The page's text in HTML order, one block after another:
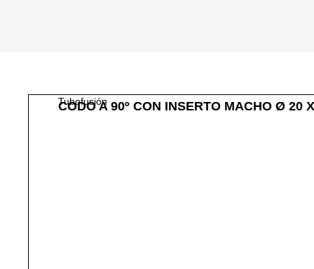
Tubofusión
CODO A 90º CON INSERTO MACHO Ø 20